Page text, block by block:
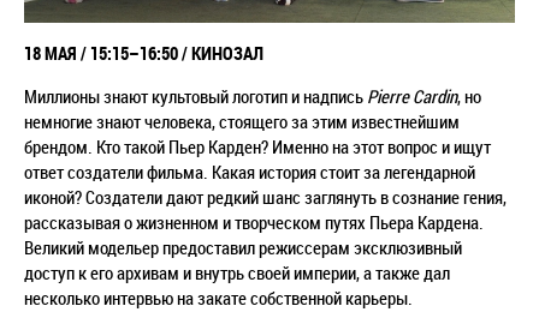
18 МАЯ / 15:15–16:50 / КИНОЗАЛ
Миллионы знают культовый логотип и надпись Pierre Cardin, но
немногие знают человека, стоящего за этим известнейшим
брендом. Кто такой Пьер Карден? Именно на этот вопрос и ищут
ответ создатели фильма. Какая история стоит за легендарной
иконой? Создатели дают редкий шанс заглянуть в сознание гения,
рассказывая о жизненном и творческом путях Пьера Кардена.
Великий модельер предоставил режиссерам эксклюзивный
доступ к его архивам и внутрь своей империи, а также дал
несколько интервью на закате собственной карьеры.